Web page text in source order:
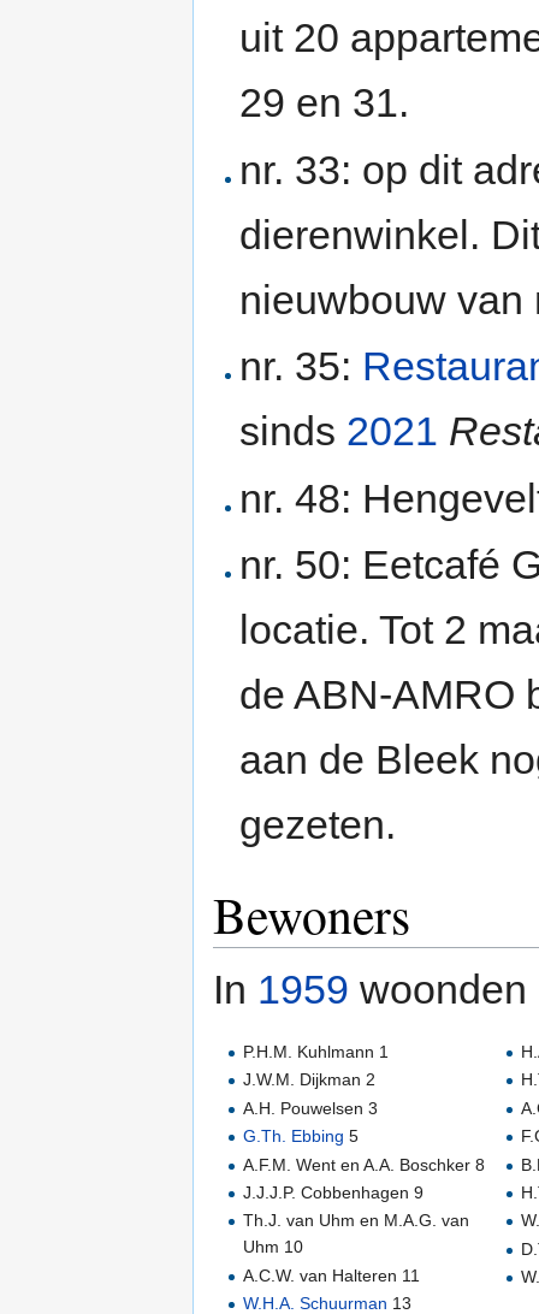
uit 20
29 en 31.
nr. 33: op dit
dierenwinkel.
nieuwbouw van
nr. 35:
sinds 2021
nr. 48:
nr. 50: Eetcafé
locatie. Tot 2
de ABN-AMRO
aan de Bleek
gezeten.
Bewoners
In 1959 woonden
P.H.M. Kuhlmann 1
J.W.M. Dijkman 2
A.H. Pouwelsen 3
G.Th. Ebbing 5
A.F.M. Went en A.A. Boschker 8
J.J.J.P. Cobbenhagen 9
Th.J. van Uhm en M.A.G. van
Uhm 10
A.C.W. van Halteren 11
W.H.A. Schuurman 13